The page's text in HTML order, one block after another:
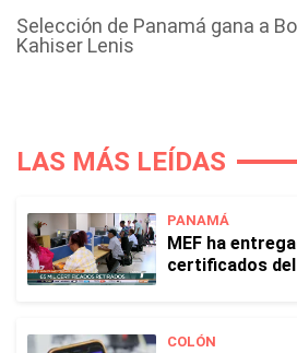
Selección de Panamá gana a
Kahiser Lenis
LAS MÁS LEÍDAS
PANAMÁ
MEF ha
certificados del
COLÓN